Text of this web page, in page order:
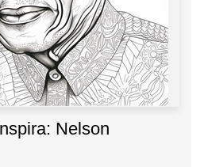
Nelson